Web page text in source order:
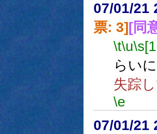
07/01/21
票: 3][同
\t\u
らい
失踪し
\e
07/01/21